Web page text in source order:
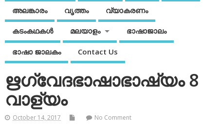
അലങ്കാരം വൃത്തം വ്യാകരണം
കടംകഥകള്‍ മലയാളം ഭാഷാജാലം
ഭാഷാ ജാലകം Contact Us
ഋഗ്വേദഭാഷാഭാഷ്യം 8
വാള്യം
October 14, 2017 No Comment